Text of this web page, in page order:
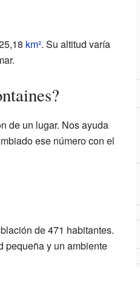
km². Su altitud varía
de un lugar. Nos ayuda
ese número con el
de 471 habitantes.
pequeña y un ambiente